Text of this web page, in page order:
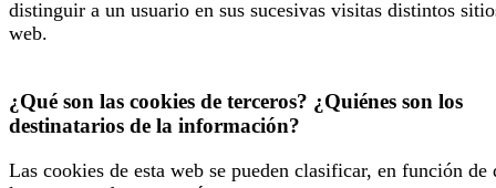
distinguir a un usuario en sus sucesivas visitas distintos
web.
¿Qué son las cookies de terceros? ¿Quiénes son los
destinatarios de la información?
Las cookies de esta web se pueden clasificar, en función de